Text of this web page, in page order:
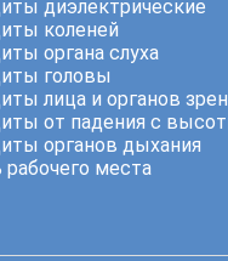
диэлектрические
коленей
органа слуха
головы
лица и органов
от падения с
органов дыхания
рабочего места